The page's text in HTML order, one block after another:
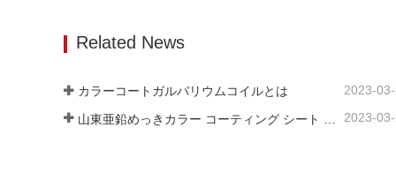
Related News
カラーコートガルバリウムコイルとは 2023-
2023-